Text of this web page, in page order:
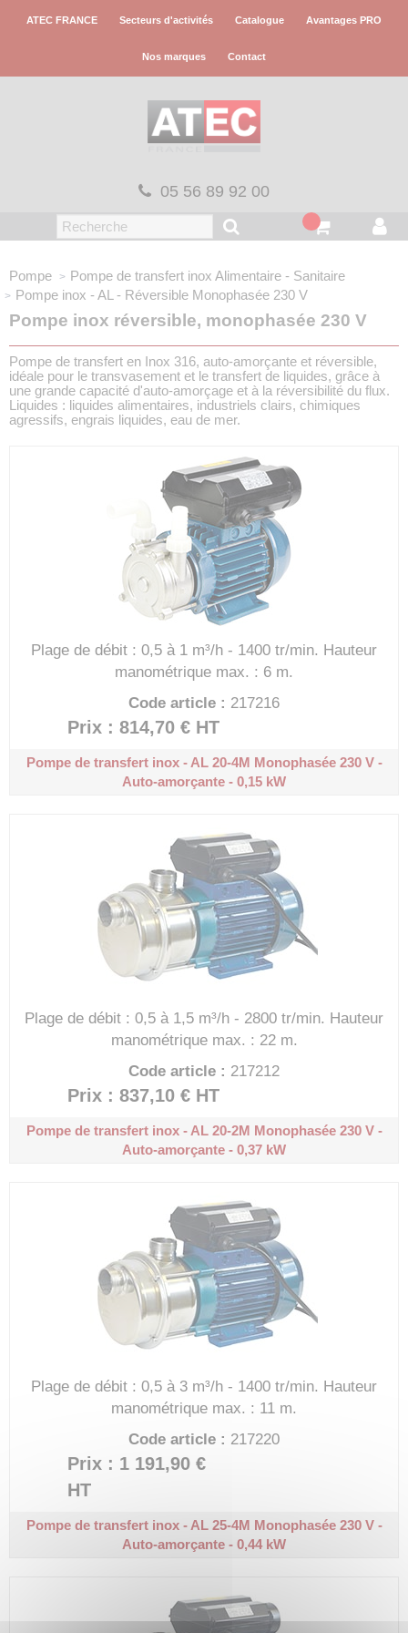
ATEC FRANCE Secteurs d'activités Catalogue Avantages PRO
Nos marques Contact
05 56 89 92 00
Pompe Pompe de transfert inox Alimentaire - Sanitaire
Pompe inox - AL - Réversible Monophasée 230 V
Pompe inox réversible, monophasée 230 V
Pompe de transfert en Inox 316, auto-amorçante et réversible,
idéale pour le transvasement et le transfert de liquides, grâce à
une grande capacité d'auto-amorçage et à la réversibilité du flux.
Liquides : liquides alimentaires, industriels clairs, chimiques
agressifs, engrais liquides, eau de mer.
Plage de débit : 0,5 à 1 m³/h - 1400 tr/min. Hauteur
manométrique max. : 6 m.
Code article : 217216
Prix : 814,70 € HT
Pompe de transfert inox - AL 20-4M Monophasée 230 V -
Auto-amorçante - 0,15 kW
Plage de débit : 0,5 à 1,5 m³/h - 2800 tr/min. Hauteur
manométrique max. : 22 m.
Code article : 217212
Prix : 837,10 € HT
Pompe de transfert inox - AL 20-2M Monophasée 230 V -
Auto-amorçante - 0,37 kW
Plage de débit : 0,5 à 3 m³/h - 1400 tr/min. Hauteur
manométrique max. : 11 m.
Code article : 217220
Prix : 1 191,90 €
HT
Pompe de transfert inox - AL 25-4M Monophasée 230 V -
Auto-amorçante - 0,44 kW